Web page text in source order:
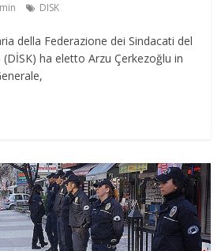
DISK
della Federazione dei Sindacati del
ha eletto Arzu Çerkezoğlu in